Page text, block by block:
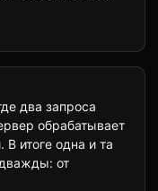
два запроса
обрабатывает
итоге одна и та
от